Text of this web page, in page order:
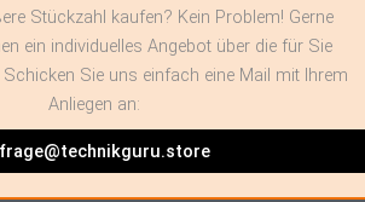
Stückzahl kaufen? Kein Problem! Gerne
ein individuelles Angebot über die für Sie
Sie uns einfach eine Mail mit Ihrem
Anliegen an: